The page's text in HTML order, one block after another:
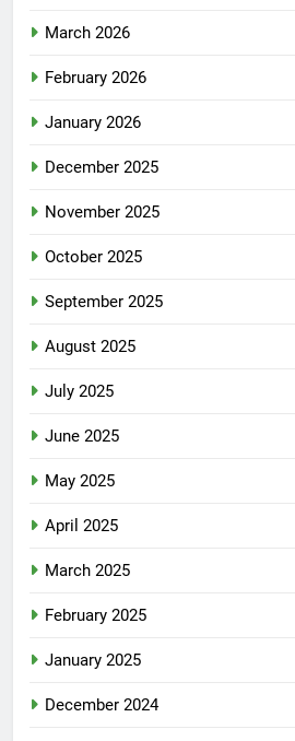
March 2026
February 2026
January 2026
December 2025
November 2025
October 2025
September 2025
August 2025
July 2025
June 2025
May 2025
April 2025
March 2025
February 2025
January 2025
December 2024